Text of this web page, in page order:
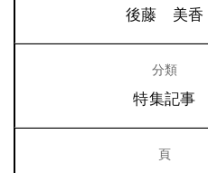
後藤 美香
特集記事